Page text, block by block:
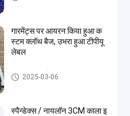
गारमेंट्स पर आयरन किया हुआ क
स्टम क्लॉथ बैज, उभरा हुआ टीपीयू
लेबल
कस्टम वस्त्र पैच
2025-03-06
स्पैन्डेक्स / नायलॉन 3CM काला इ